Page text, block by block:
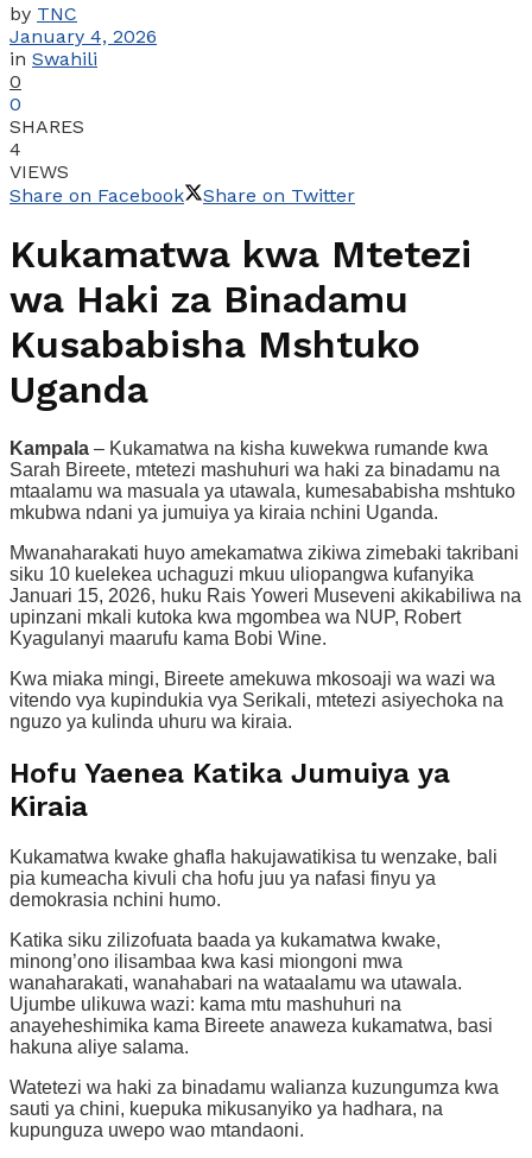
by TNC
January 4, 2026
in Swahili
0
0
SHARES
4
VIEWS
Share on Facebook
Share on Twitter
Kukamatwa kwa Mtetezi
wa Haki za Binadamu
Kusababisha Mshtuko
Uganda
Kampala – Kukamatwa na kisha kuwekwa rumande kwa
Sarah Bireete, mtetezi mashuhuri wa haki za binadamu na
mtaalamu wa masuala ya utawala, kumesababisha mshtuko
mkubwa ndani ya jumuiya ya kiraia nchini Uganda.
Mwanaharakati huyo amekamatwa zikiwa zimebaki takribani
siku 10 kuelekea uchaguzi mkuu uliopangwa kufanyika
Januari 15, 2026, huku Rais Yoweri Museveni akikabiliwa na
upinzani mkali kutoka kwa mgombea wa NUP, Robert
Kyagulanyi maarufu kama Bobi Wine.
Kwa miaka mingi, Bireete amekuwa mkosoaji wa wazi wa
vitendo vya kupindukia vya Serikali, mtetezi asiyechoka na
nguzo ya kulinda uhuru wa kiraia.
Hofu Yaenea Katika Jumuiya ya
Kiraia
Kukamatwa kwake ghafla hakujawatikisa tu wenzake, bali
pia kumeacha kivuli cha hofu juu ya nafasi finyu ya
demokrasia nchini humo.
Katika siku zilizofuata baada ya kukamatwa kwake,
minong’ono ilisambaa kwa kasi miongoni mwa
wanaharakati, wanahabari na wataalamu wa utawala.
Ujumbe ulikuwa wazi: kama mtu mashuhuri na
anayeheshimika kama Bireete anaweza kukamatwa, basi
hakuna aliye salama.
Watetezi wa haki za binadamu walianza kuzungumza kwa
sauti ya chini, kuepuka mikusanyiko ya hadhara, na
kupunguza uwepo wao mtandaoni.